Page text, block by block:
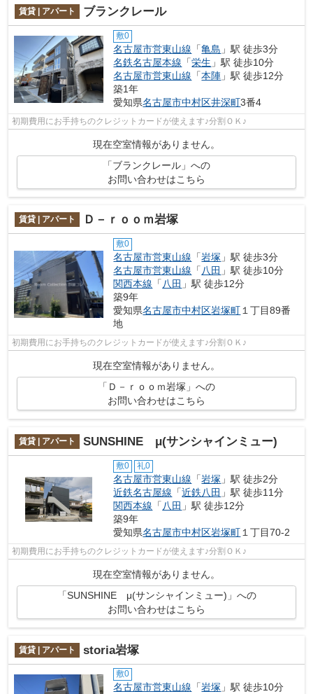
賃貸 | アパート ブランクレール
敷0
名古屋市営東山線 「亀島 」駅 徒歩3分
名鉄名古屋本線 「栄生 」駅 徒歩10分
名古屋市営東山線 「本陣 」駅 徒歩12分
築1年
愛知県名古屋市中村区井深町3番4
初期費用にお手持ちのクレジットカードが使えます♪分割ＯＫ♪
現在空室情報がありません。
「ブランクレール」への
お問い合わせはこちら
賃貸 | アパート Ｄ－ｒｏｏｍ岩塚
敷0
名古屋市営東山線 「岩塚 」駅 徒歩3分
名古屋市営東山線 「八田 」駅 徒歩10分
関西本線 「八田 」駅 徒歩12分
築9年
愛知県名古屋市中村区岩塚町１丁目89番
地
初期費用にお手持ちのクレジットカードが使えます♪分割ＯＫ♪
現在空室情報がありません。
「Ｄ－ｒｏｏｍ岩塚」への
お問い合わせはこちら
賃貸 | アパート SUNSHINE μ(サンシャインミュー)
敷0 礼0
名古屋市営東山線 「岩塚 」駅 徒歩2分
近鉄名古屋線 「近鉄八田 」駅 徒歩11分
関西本線 「 八田 」駅 徒歩12分
築9年
愛知県名古屋市中村区岩塚町 １丁目70-2
初期費用にお手持ちのクレジットカードが使えます♪分割ＯＫ♪
現在空室情報がありません。
「SUNSHINE μ(サンシャインミュー)」への
お問い合わせはこちら
賃貸 | アパート storia岩塚
敷0
名古屋市営東山線 「岩塚 」駅 徒歩10分